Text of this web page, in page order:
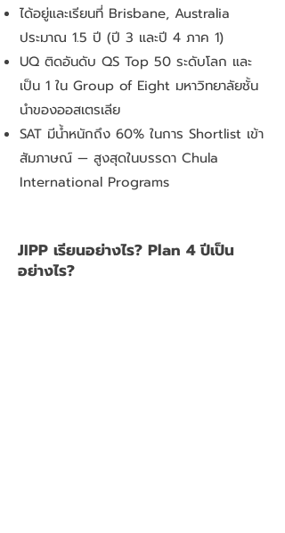
ได้อยู่และเรียนที่ Brisbane, Australia
ประมาณ 1.5 ปี (ปี 3 และปี 4 ภาค 1)
UQ ติดอันดับ QS Top 50 ระดับโลก และ
เป็น 1 ใน Group of Eight มหาวิทยาลัยชั้น
นำของออสเตรเลีย
SAT มีน้ำหนักถึง 60% ในการ Shortlist เข้า
สัมภาษณ์ — สูงสุดในบรรดา Chula
International Programs
JIPP เรียนอย่างไร? Plan 4 ปีเป็น
อย่างไร?